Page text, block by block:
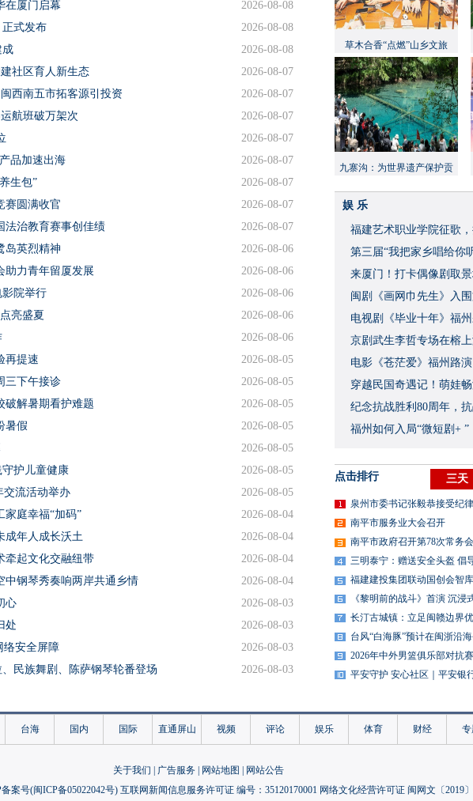
2026-08-08
在厦门启幕
2026-08-08
正式发布
2026-08-08
成
2026-08-07
社区育人新生态
2026-08-07
西南五市拓客源引投资
2026-08-07
航班破万架次
2026-08-07
2026-08-07
品加速出海
2026-08-07
生包”
2026-08-07
赛圆满收官
2026-08-07
法治教育赛事创佳绩
2026-08-06
岛英烈精神
2026-08-06
助力青年留厦发展
2026-08-06
院举行
2026-08-06
亮盛夏
2026-08-06
2026-08-05
再提速
2026-08-05
三下午接诊
2026-08-05
破解暑期看护难题
2026-08-05
暑假
2026-08-05
2026-08-05
护儿童健康
2026-08-05
交流活动举办
2026-08-04
庭幸福“加码”
2026-08-04
成年人成长沃土
2026-08-04
牵起文化交融纽带
2026-08-04
中钢琴秀奏响两岸共通乡情
2026-08-03
心
2026-08-03
处
2026-08-03
络安全屏障
2026-08-03
民族舞剧、陈萨钢琴轮番登场
2026-08-03
打造文明新空间
2026-08-03
上新
草木合香“点燃”山乡文旅
九寨沟：为世界遗产保护贡
娱 乐
福建艺术职业学院征歌
第三届“我把家乡唱给你
来厦门！打卡偶像剧取
闽剧《画网巾先生》入
电视剧《毕业十年》福
破
京剧武生李哲专场在榕
电影《苍茫爱》福州路
穿越民国奇遇记！萌娃
纪念抗战胜利80周年，
福州如何入局“微短剧+ ”
点击排行 三天
泉州市委书记张毅恭接受纪
南平市服务业大会召开
南平市政府召开第78次常务
三明泰宁：赠送安全头盔 倡
福建建投集团联动国创会智
《黎明前的战斗》首演 沉浸
长汀古城镇：立足闽赣边界
台风“白海豚”预计在闽浙沿
2026年中外男篮俱乐部对抗
平安守护 安心社区｜平安银
台海 国内 国际 直通屏山 视频 评论 娱乐 体育 财经 专
关于我们 广告服务 网站地图
网站公告
备案号(闽ICP备05022042号) 互联网新闻信息服务许可证 编号：35120170001 网络文化经营许可证 闽网文〔2019